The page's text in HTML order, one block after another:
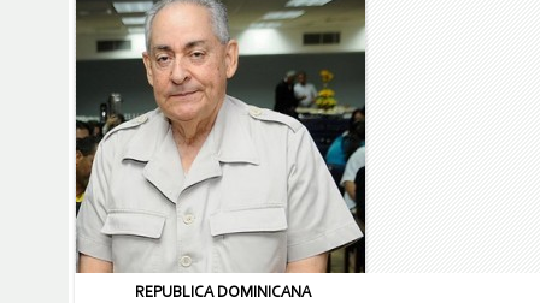
REPUBLICA DOMINICANA